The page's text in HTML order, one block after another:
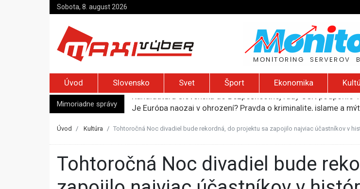
Sobota, 8. august 2026
Úvod Slovensko Svet Šport Ekonomika
Mimoriadne správy
Je Európa naozaj v ohrození? Pravda o kriminalite, islame a
Kyjev žiada EÚ o 220 miliónov eur na pomoc farmárom,
Úvod Kultúra Tohtoročná Noc divadiel bude rekordná, do projektu sa zapojilo najviac účastníkov v
Tohtoročná Noc divadiel bude rekordná, do projektu sa